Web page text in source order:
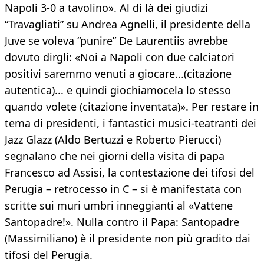
Napoli 3-0 a tavolino». Al di là dei giudizi
“Travagliati” su Andrea Agnelli, il presidente della
Juve se voleva “punire” De Laurentiis avrebbe
dovuto dirgli: «Noi a Napoli con due calciatori
positivi saremmo venuti a giocare...(citazione
autentica)... e quindi giochiamocela lo stesso
quando volete (citazione inventata)». Per restare in
tema di presidenti, i fantastici musici-teatranti dei
Jazz Glazz (Aldo Bertuzzi e Roberto Pierucci)
segnalano che nei giorni della visita di papa
Francesco ad Assisi, la contestazione dei tifosi del
Perugia – retrocesso in C – si è manifestata con
scritte sui muri umbri inneggianti al «Vattene
Santopadre!». Nulla contro il Papa: Santopadre
(Massimiliano) è il presidente non più gradito dai
tifosi del Perugia.